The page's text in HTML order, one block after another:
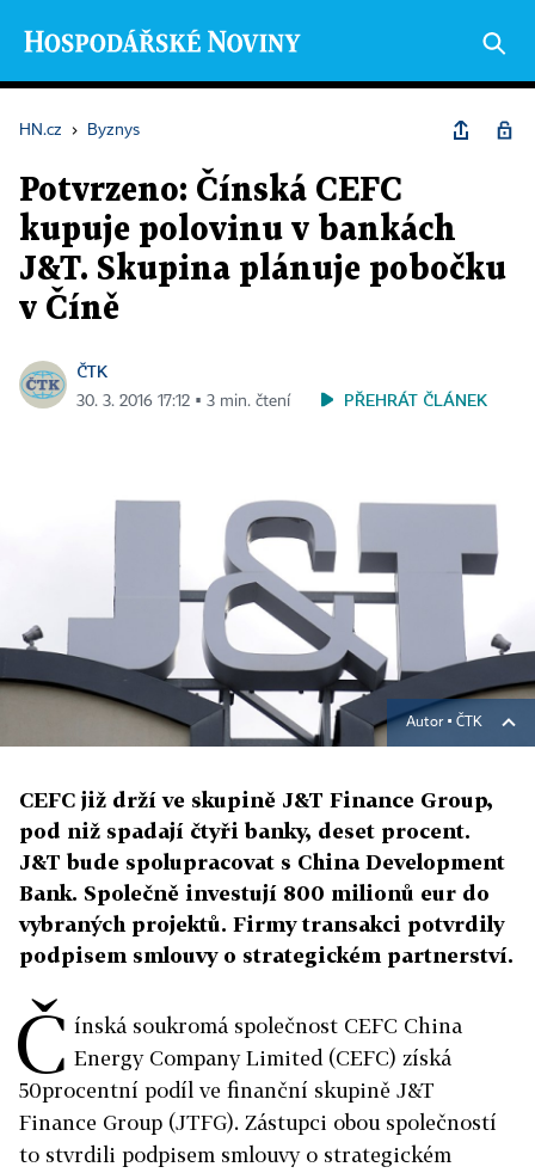
HN.cz › Byznys
Potvrzeno: Čínská CEFC
kupuje polovinu v bankách
J&T. Skupina plánuje pobočku
v Číně
ČTK
30. 3. 2016 17:12 ▪ 3 min. čtení PŘEHRÁT ČLÁNEK
Autor ▪ ČTK
CEFC již drží ve skupině J&T Finance Group,
pod niž spadají čtyři banky, deset procent.
J&T bude spolupracovat s China Development
Bank. Společně investují 800 milionů eur do
vybraných projektů. Firmy transakci potvrdily
podpisem smlouvy o strategickém partnerství.
Č ínská soukromá společnost CEFC China
Energy Company Limited (CEFC) získá
50procentní podíl ve finanční skupině J&T
Finance Group (JTFG). Zástupci obou společností
to stvrdili podpisem smlouvy o strategickém